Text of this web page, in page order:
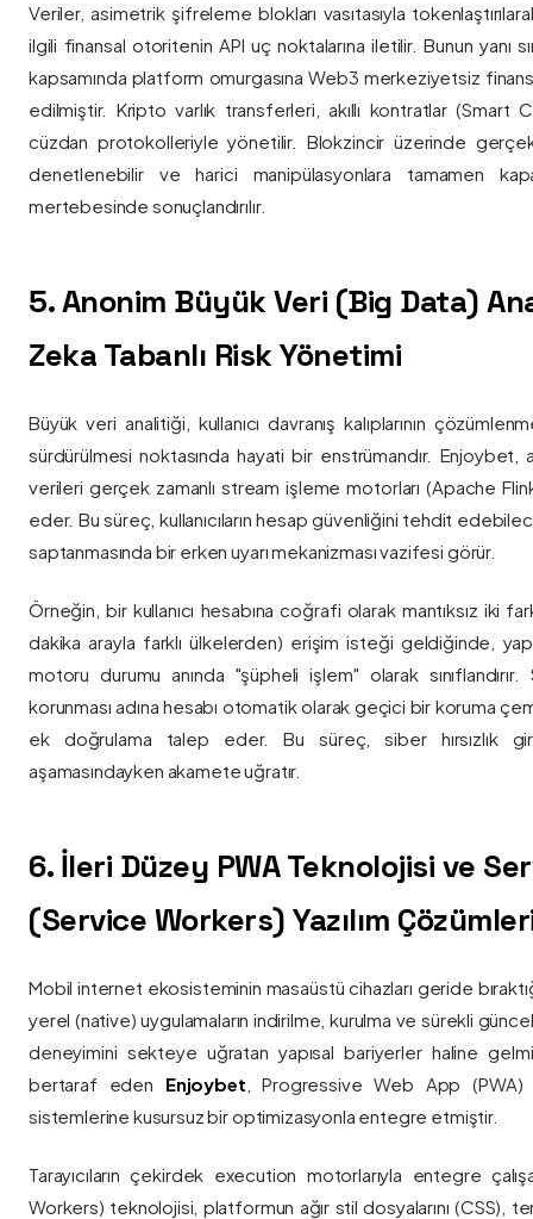
Veriler, asimetrik şifreleme blokları vasıtasıyla
ilgili finansal otoritenin API uç noktalarına iletilir. Bunun yanı
kapsamında platform omurgasına Web3 merkeziyetsiz
edilmiştir. Kripto varlık transferleri, akıllı kontratlar (Smart
cüzdan protokolleriyle yönetilir. Blokzincir üzerinde
denetlenebilir ve harici manipülasyonlara tamamen
mertebesinde sonuçlandırılır.
5. Anonim Büyük Veri (Big Data)
Zeka Tabanlı Risk Yönetimi
Büyük veri analitiği, kullanıcı davranış kalıplarının
sürdürülmesi noktasında hayati bir enstrümandır. Enjoybet,
verileri gerçek zamanlı stream işleme motorları (Apache Flink
eder. Bu süreç, kullanıcıların hesap güvenliğini tehdit
saptanmasında bir erken uyarı mekanizması vazifesi görür.
Örneğin, bir kullanıcı hesabına coğrafi olarak mantıksız iki
dakika arayla farklı ülkelerden) erişim isteği geldiğinde,
motoru durumu anında "şüpheli işlem" olarak sınıflandırır.
korunması adına hesabı otomatik olarak geçici bir koruma
ek doğrulama talep eder. Bu süreç, siber hırsızlık
aşamasındayken akamete uğratır.
6. İleri Düzey PWA Teknolojisi ve
(Service Workers) Yazılım
Mobil internet ekosisteminin masaüstü cihazları geride
yerel (native) uygulamaların indirilme, kurulma ve sürekli
deneyimini sekteye uğratan yapısal bariyerler haline
bertaraf eden Enjoybet , Progressive Web App (PWA)
sistemlerine kusursuz bir optimizasyonla entegre etmiştir.
Tarayıcıların çekirdek execution motorlarıyla entegre
Workers) teknolojisi, platformun ağır stil dosyalarını (CSS),